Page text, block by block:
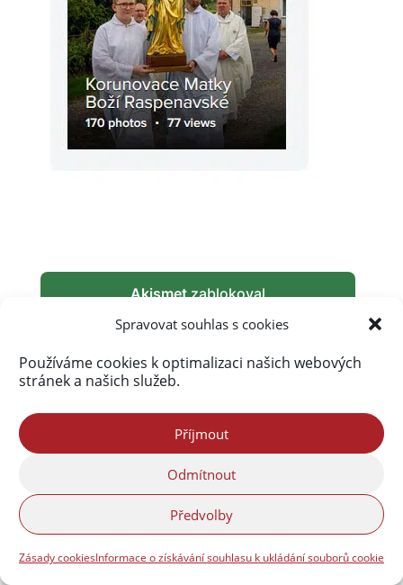
Spravovat souhlas s cookies
Používáme cookies k optimalizaci našich webových
stránek a našich služeb.
Příjmout
Odmítnout
Předvolby
Zásady cookiesInformace o získávání souhlasu k ukládání souborů cookie
Akismetzablokoval
289 823 spamů